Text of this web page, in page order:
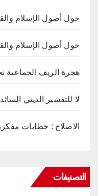
حول أصول الإسلام
حول أصول الإسلام
هجرة الريف الجماعية
لا للتفسير الديني السائد
الاصلاح : خطابات
التصنيفات